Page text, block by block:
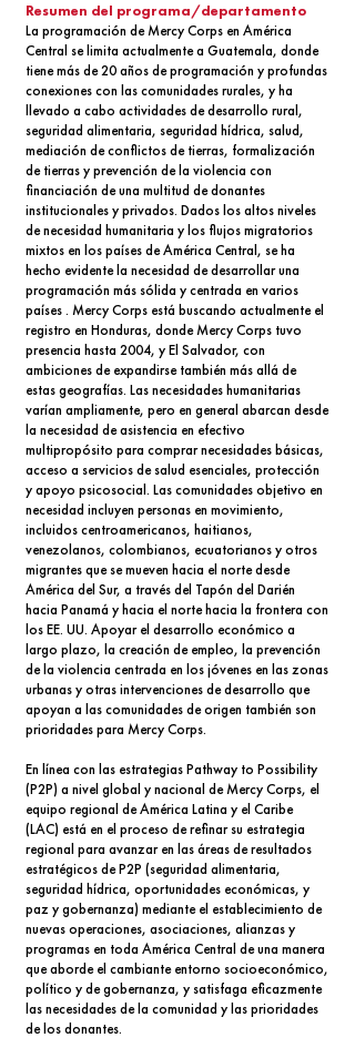
Resumen del programa/departamento
La programación de Mercy Corps en América
Central se limita actualmente a Guatemala, donde
tiene más de 20 años de programación y profundas
conexiones con las comunidades rurales, y ha
llevado a cabo actividades de desarrollo rural,
seguridad alimentaria, seguridad hídrica, salud,
mediación de conflictos de tierras, formalización
de tierras y prevención de la violencia con
financiación de una multitud de donantes
institucionales y privados. Dados los altos niveles
de necesidad humanitaria y los flujos migratorios
mixtos en los países de América Central, se ha
hecho evidente la necesidad de desarrollar una
programación más sólida y centrada en varios
países . Mercy Corps está buscando actualmente el
registro en Honduras, donde Mercy Corps tuvo
presencia hasta 2004, y El Salvador, con
ambiciones de expandirse también más allá de
estas geografías. Las necesidades humanitarias
varían ampliamente, pero en general abarcan desde
la necesidad de asistencia en efectivo
multipropósito para comprar necesidades básicas,
acceso a servicios de salud esenciales, protección
y apoyo psicosocial. Las comunidades objetivo en
necesidad incluyen personas en movimiento,
incluidos centroamericanos, haitianos,
venezolanos, colombianos, ecuatorianos y otros
migrantes que se mueven hacia el norte desde
América del Sur, a través del Tapón del Darién
hacia Panamá y hacia el norte hacia la frontera con
los EE. UU. Apoyar el desarrollo económico a
largo plazo, la creación de empleo, la prevención
de la violencia centrada en los jóvenes en las zonas
urbanas y otras intervenciones de desarrollo que
apoyan a las comunidades de origen también son
prioridades para Mercy Corps.
En línea con las estrategias Pathway to Possibility
(P2P) a nivel global y nacional de Mercy Corps, el
equipo regional de América Latina y el Caribe
(LAC) está en el proceso de refinar su estrategia
regional para avanzar en las áreas de resultados
estratégicos de P2P (seguridad alimentaria,
seguridad hídrica, oportunidades económicas, y
paz y gobernanza) mediante el establecimiento de
nuevas operaciones, asociaciones, alianzas y
programas en toda América Central de una manera
que aborde el cambiante entorno socioeconómico,
político y de gobernanza, y satisfaga eficazmente
las necesidades de la comunidad y las prioridades
de los donantes.